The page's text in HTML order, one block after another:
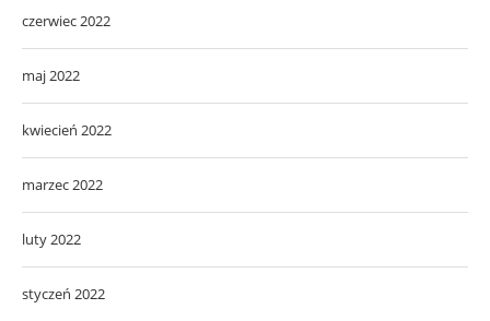
czerwiec 2022
maj 2022
kwiecień 2022
marzec 2022
luty 2022
styczeń 2022